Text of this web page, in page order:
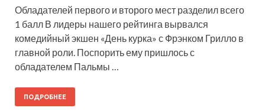
Обладателей первого и второго мест разделил всего
1 балл В лидеры нашего рейтинга вырвался
комедийный экшен «День курка» с Фрэнком Грилло в
главной роли. Поспорить ему пришлось с
обладателем Пальмы …
ПОДРОБНЕЕ